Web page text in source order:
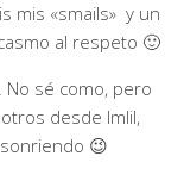
mis «smails» y un
al respeto 🙂
No sé como, pero
desde Imlil,
😉